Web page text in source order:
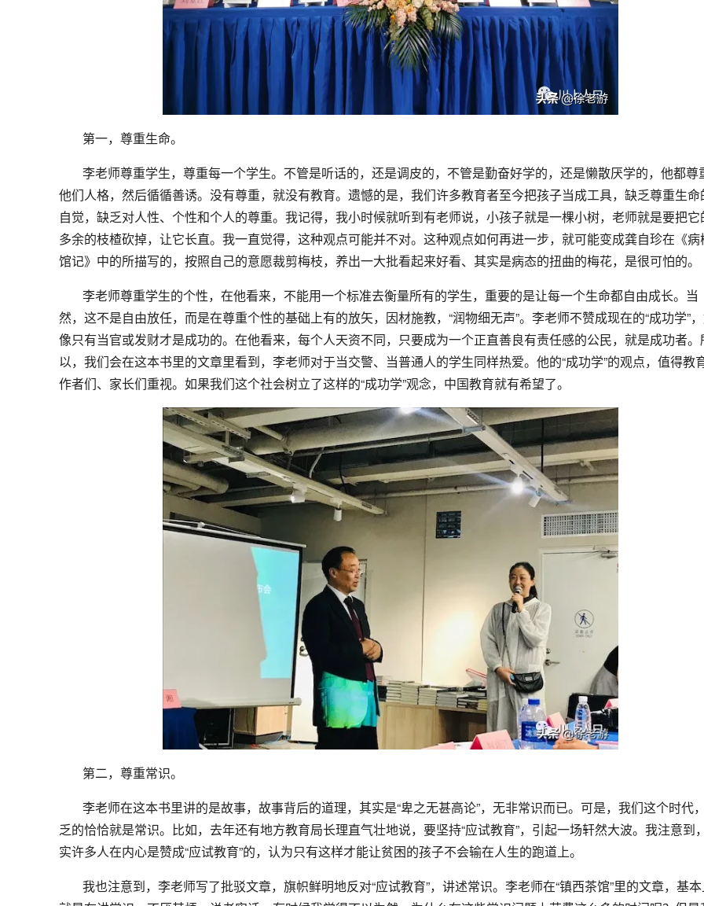
第一，尊重生命。
李老师尊重学生，尊重每一个学生。不管是听话的，还是调皮的，不管是勤奋好学的，还是懒散厌学的，他都尊
他们人格，然后循循善诱。没有尊重，就没有教育。遗憾的是，我们许多教育者至今把孩子当成工具，缺乏尊重生命
自觉，缺乏对人性、个性和个人的尊重。我记得，我小时候就听到有老师说，小孩子就是一棵小树，老师就是要把它
多余的枝楂砍掉，让它长直。我一直觉得，这种观点可能并不对。这种观点如何再进一步，就可能变成龚自珍在《病
馆记》中的所描写的，按照自己的意愿裁剪梅枝，养出一大批看起来好看、其实是病态的扭曲的梅花，是很可怕的。
李老师尊重学生的个性，在他看来，不能用一个标准去衡量所有的学生，重要的是让每一个生命都自由成长。当
然，这不是自由放任，而是在尊重个性的基础上有的放矢，因材施教，“润物细无声”。李老师不赞成现在的“成功学”
像只有当官或发财才是成功的。在他看来，每个人天资不同，只要成为一个正直善良有责任感的公民，就是成功者。
以，我们会在这本书里的文章里看到，李老师对于当交警、当普通人的学生同样热爱。他的“成功学”的观点，值得教
作者们、家长们重视。如果我们这个社会树立了这样的“成功学”观念，中国教育就有希望了。
第二，尊重常识。
李老师在这本书里讲的是故事，故事背后的道理，其实是“卑之无甚高论”，无非常识而已。可是，我们这个时代
乏的恰恰就是常识。比如，去年还有地方教育局长理直气壮地说，要坚持“应试教育”，引起一场轩然大波。我注意到
实许多人在内心是赞成“应试教育”的，认为只有这样才能让贫困的孩子不会输在人生的跑道上。
我也注意到，李老师写了批驳文章，旗帜鲜明地反对“应试教育”，讲述常识。李老师在“镇西茶馆”里的文章，基